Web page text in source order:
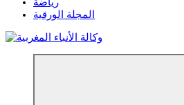
المجلة الورقية